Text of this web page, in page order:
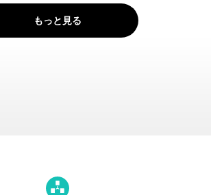
もっと見る